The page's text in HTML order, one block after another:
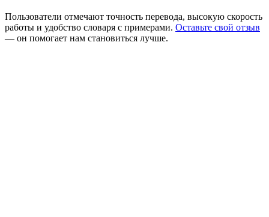
Пользователи отмечают точность перевода, высокую скорость
работы и удобство словаря с примерами. Оставьте свой отзыв
— он помогает нам становиться лучше.